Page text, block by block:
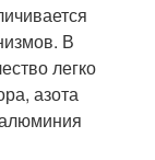
В
легко
азота